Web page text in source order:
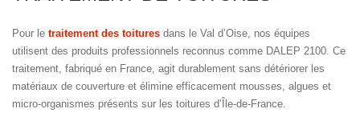
Pour le traitement des toitures dans le Val d’Oise, nos équipes
utilisent des produits professionnels reconnus comme DALEP 2100. Ce
traitement, fabriqué en France, agit durablement sans détériorer les
matériaux de couverture et élimine efficacement mousses, algues et
micro-organismes présents sur les toitures d’Île-de-France.